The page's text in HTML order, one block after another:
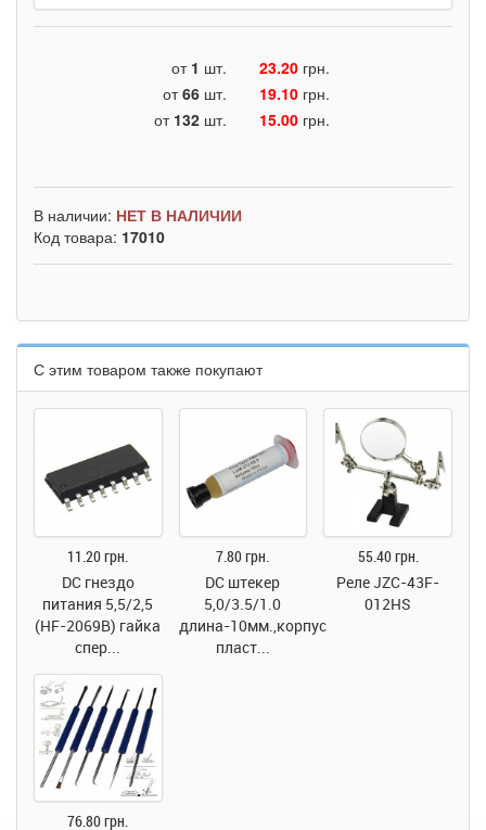
от 1 шт. 23.20 грн.
от66 шт. 19.10 грн.
от 132 шт. 15.00 грн.
В наличии: НЕТ В НАЛИЧИИ
Код товара: 17010
С этим товаром также покупают
11.20 грн.
DC гнездо
питания 5,5/2,5
(HF-2069B) гайка
спер...
7.80 грн.
DC штекер
5,0/3.5/1.0
длина-10мм.,корпус
пласт...
55.40 грн.
Реле JZC-43F-
012HS
76.80 грн.